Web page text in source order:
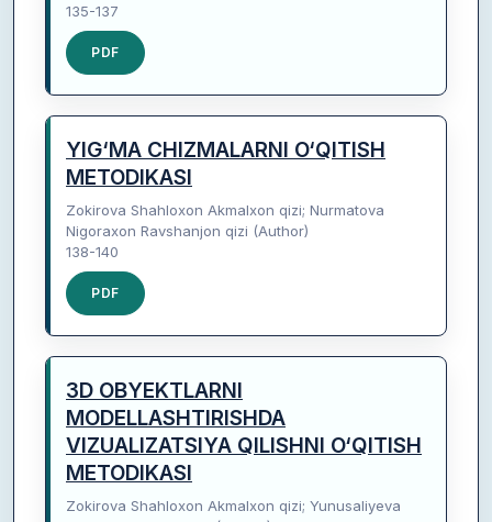
135-137
PDF
YIG‘MA CHIZMALARNI O‘QITISH
METODIKASI
Zokirova Shahloxon Akmalxon qizi; Nurmatova
Nigoraxon Ravshanjon qizi (Author)
138-140
PDF
3D OBYEKTLARNI
MODELLASHTIRISHDA
VIZUALIZATSIYA QILISHNI O‘QITISH
METODIKASI
Zokirova Shahloxon Akmalxon qizi; Yunusaliyeva